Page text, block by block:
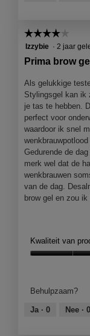
☆☆☆☆☆
☆☆☆☆☆
4
sterren.
Izzybie · 2 jaar
Prima brow gel
Als gelukkige
Stylingsgel kan ik
je tas te hebben.
perfect voor
waardoor ik snel
Gedurende de
merk wel dat de
wenkbrauwen
van de dag.
brow gel en zou
Kwaliteit van
4
van
Behulpzaam?
Ja · 0 Nee · 0